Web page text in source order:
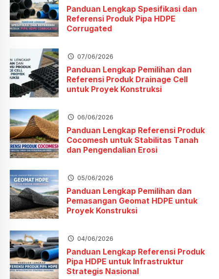
Panduan Lengkap Spesifikasi dan
Referensi Produk Pipa HDPE
Corrugated
07/06/2026
Panduan Lengkap Pemilihan dan
Referensi Produk Drainage Cell
untuk Proyek Konstruksi
06/06/2026
Panduan Lengkap Referensi Produk
Cocomesh untuk Stabilitas Tanah
dan Pengendalian Erosi
05/06/2026
Panduan Lengkap Pemilihan dan
Pemasangan Geomat HDPE untuk
Proyek Konstruksi
04/06/2026
Panduan Lengkap Referensi Produk
Pipa HDPE untuk Infrastruktur
Strategis Nasional